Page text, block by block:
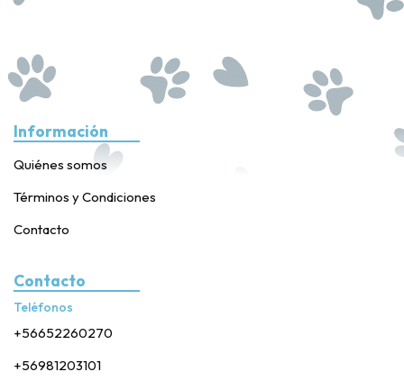
Información
Quiénes somos
Términos y Condiciones
Contacto
Contacto
Teléfonos
+56652260270
+56981203101